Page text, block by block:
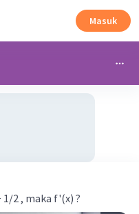
Masuk
1/2 , maka f'(x) ?